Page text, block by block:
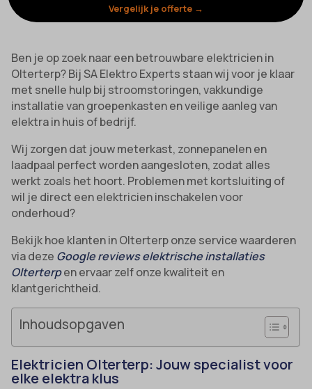
Vergelijk je offerte →
Ben je op zoek naar een betrouwbare elektricien in
Olterterp? Bij SA Elektro Experts staan wij voor je klaar
met snelle hulp bij stroomstoringen, vakkundige
installatie van groepenkasten en veilige aanleg van
elektra in huis of bedrijf.
Wij zorgen dat jouw meterkast, zonnepanelen en
laadpaal perfect worden aangesloten, zodat alles
werkt zoals het hoort. Problemen met kortsluiting of
wil je direct een elektricien inschakelen voor
onderhoud?
Bekijk hoe klanten in Olterterp onze service waarderen
via deze Google reviews elektrische installaties
Olterterpen ervaar zelf onze kwaliteit en
klantgerichtheid.
Inhoudsopgaven
Elektricien Olterterp: Jouw specialist voor
elke elektra klus